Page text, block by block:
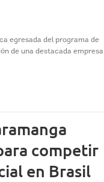
egresada del programa de
de una destacada empresa
competir
en Brasil